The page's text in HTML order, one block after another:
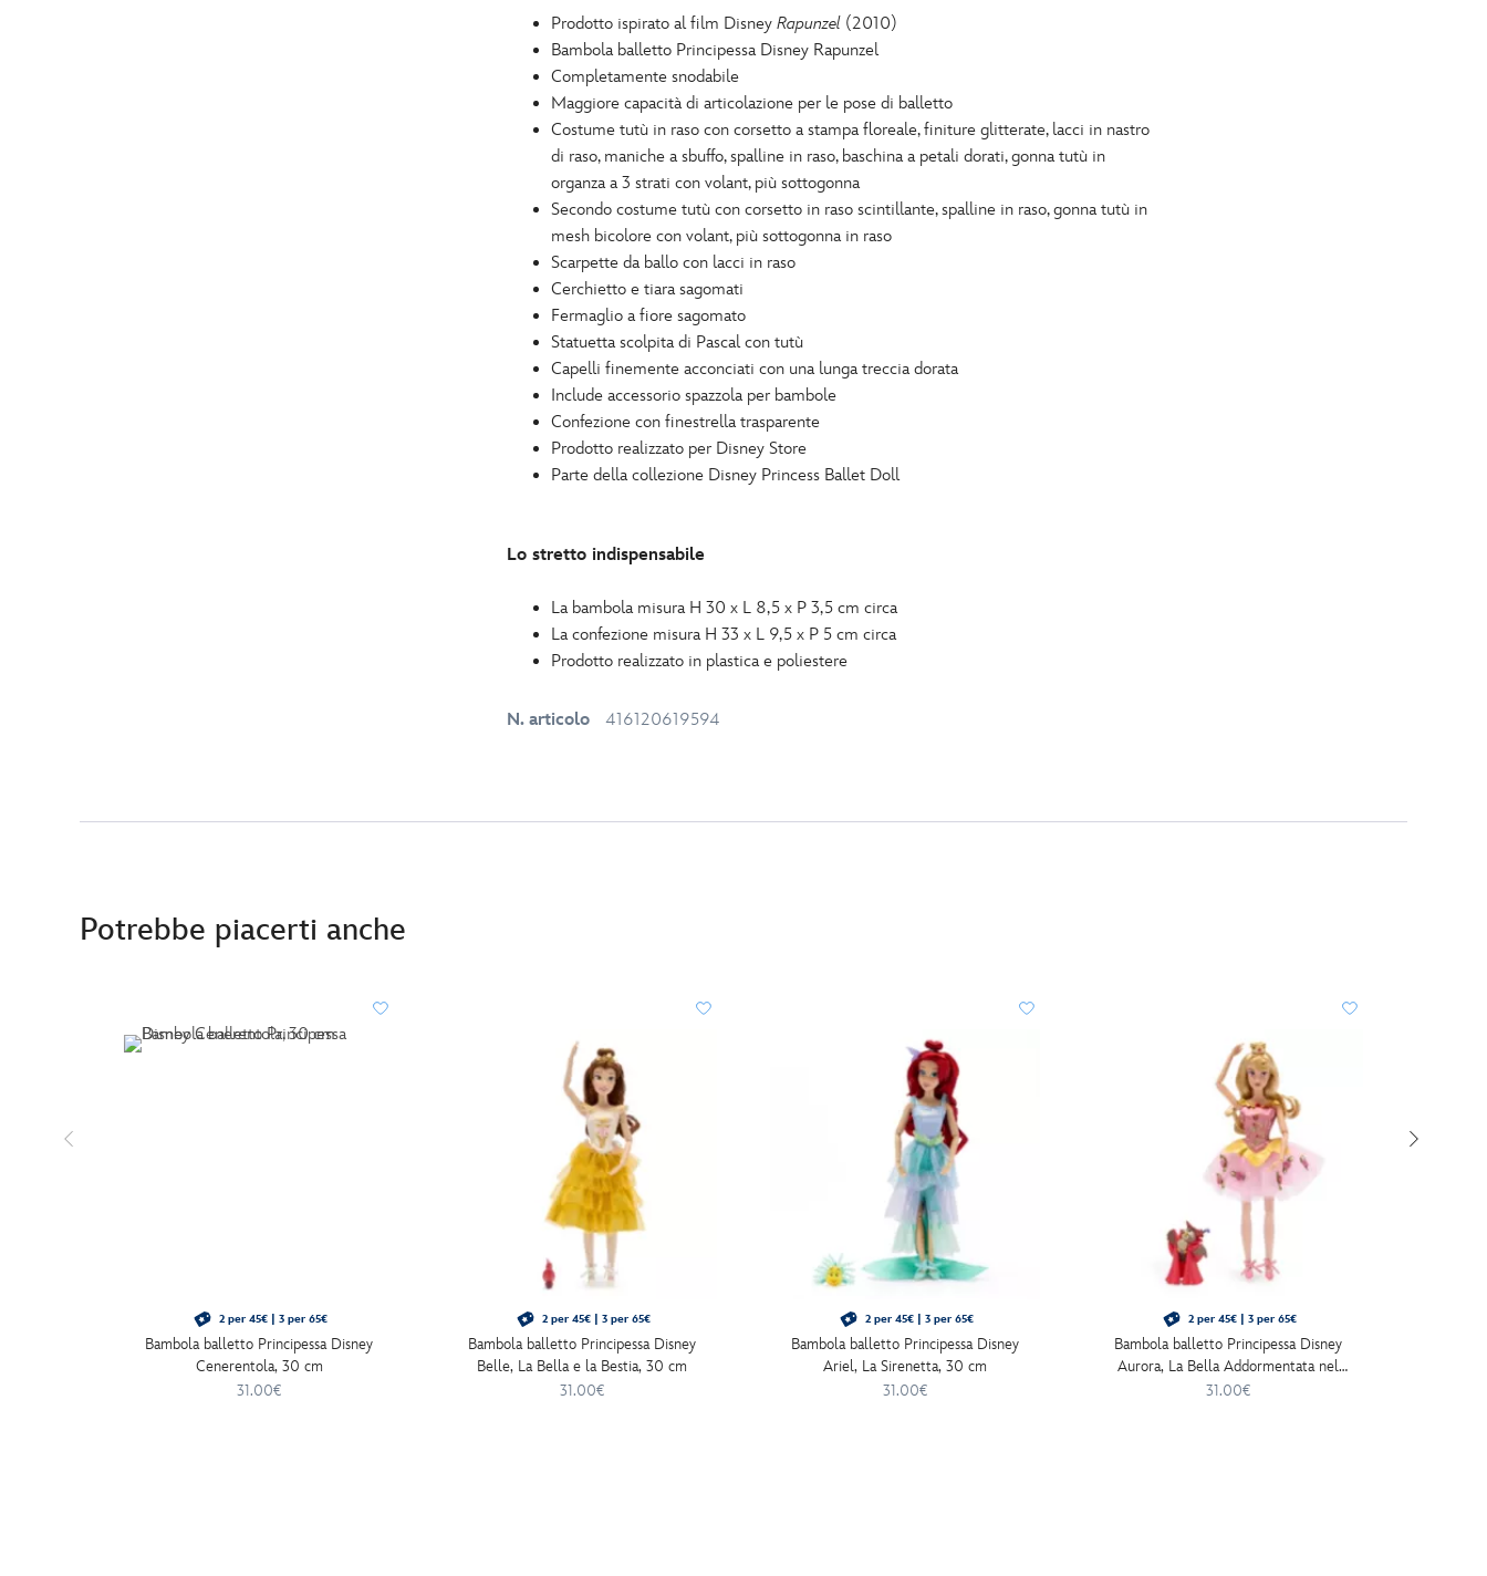
Prodotto ispirato al film Disney Rapunzel (2010)
Bambola balletto Principessa Disney Rapunzel
Completamente snodabile
Maggiore capacità di articolazione per le pose di balletto
Costume tutù in raso con corsetto a stampa floreale, finiture glitterate, lacci in nastro
di raso, maniche a sbuffo, spalline in raso, baschina a petali dorati, gonna tutù in
organza a 3 strati con volant, più sottogonna
Secondo costume tutù con corsetto in raso scintillante, spalline in raso, gonna tutù in
mesh bicolore con volant, più sottogonna in raso
Scarpette da ballo con lacci in raso
Cerchietto e tiara sagomati
Fermaglio a fiore sagomato
Statuetta scolpita di Pascal con tutù
Capelli finemente acconciati con una lunga treccia dorata
Include accessorio spazzola per bambole
Confezione con finestrella trasparente
Prodotto realizzato per Disney Store
Parte della collezione Disney Princess Ballet Doll
Lo stretto indispensabile
La bambola misura H 30 x L 8,5 x P 3,5 cm circa
La confezione misura H 33 x L 9,5 x P 5 cm circa
Prodotto realizzato in plastica e poliestere
N. articolo 416120619594
Potrebbe piacerti anche
2 per 45€ | 3 per 65€
Bambola balletto Principessa Disney
Cenerentola, 30 cm
31.00€
2 per 45€ | 3 per 65€
Bambola balletto Principessa Disney
Belle, La Bella e la Bestia, 30 cm
31.00€
2 per 45€ | 3 per 65€
Bambola balletto Principessa Disney
Ariel, La Sirenetta, 30 cm
31.00€
2 per 45€ | 3 per 65€
Bambola balletto Principessa Disney
Aurora, La Bella Addormentata nel
Bosco, 30 cm
31.00€